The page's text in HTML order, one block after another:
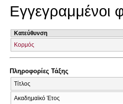
Εγγεγραμμένοι
Κατεύθυνση
Κορμός
Πληροφορίες Τάξης
Τίτλος
Ακαδημαϊκό Έτος